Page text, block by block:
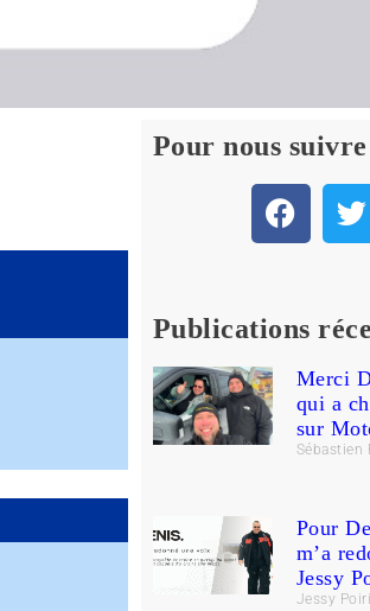
Pour nous suivre
Publications
Merci
qui a
sur
Sébastien
Pour
m’a
Jessy
Jessy